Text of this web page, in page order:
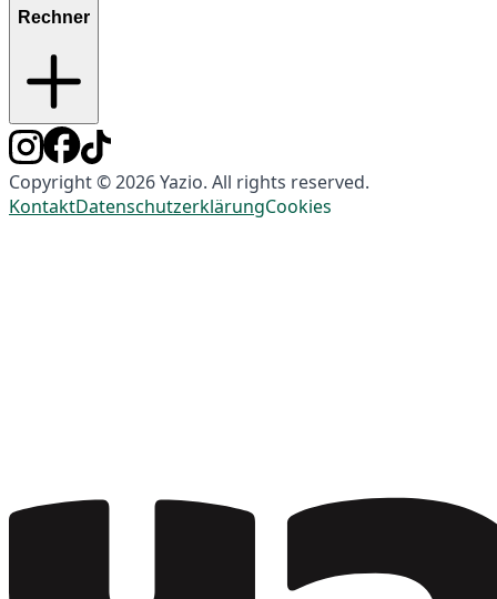
Rechner
Copyright © 2026 Yazio. All rights reserved.
KontaktDatenschutzerklärungCookies